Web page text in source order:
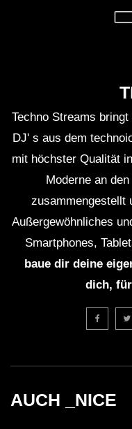
Techno Streams
DJ' s aus dem
mit höchster Qualität
Moderne an
zusammengestellt
Außergewöhnliches
Smartphones,
baue dir deine
dich,
AUCH _NICE